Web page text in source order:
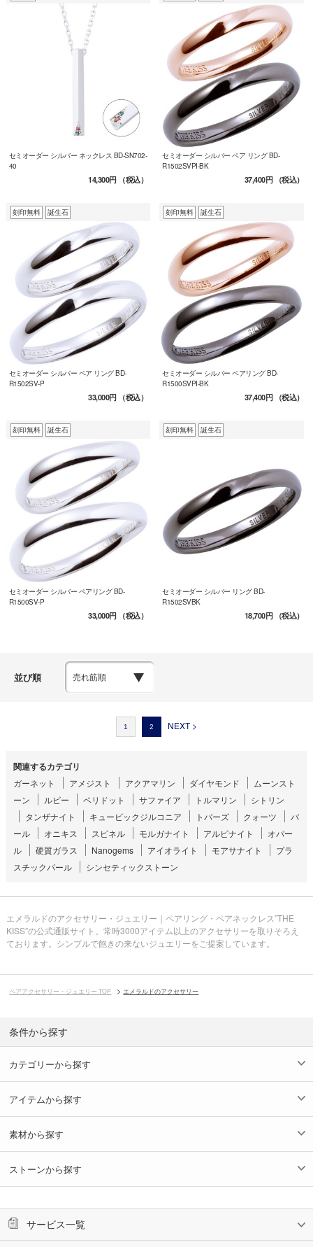
セミオーダー シルバー ネックレス BD-SN702-
40
14,300円（税込）
セミオーダー シルバー ペア リング BD-
R1502SVPI-BK
37,400円（税込）
刻印無料 誕生石
セミオーダー シルバー ペア リング BD-
R1502SV-P
33,000円（税込）
刻印無料 誕生石
セミオーダー シルバー ペアリング BD-
R1500SVPI-BK
37,400円（税込）
刻印無料 誕生石
セミオーダー シルバー ペアリング BD-
R1500SV-P
33,000円（税込）
刻印無料 誕生石
セミオーダー シルバー リング BD-
R1502SVBK
18,700円（税込）
並び順
1 2 NEXT >
関連するカテゴリ
ガーネット アメジスト アクアマリン ダイヤモンド
ムーンスト
ーン
ルビー ペリドット サファイア トルマリン
シトリン
タンザナイト
キュービックジルコニア トパーズ クォーツ
パ
ール
オニキス スピネル モルガナイト アルピナイト
オパー
ル
硬質ガラス Nanogems アイオライト モアサナイト
プラ
スチックパール
シンセティックストーン
エメラルドのアクセサリー・ジュエリー｜ペアリング・ペアネックレス”THE
KISS”の公式通販サイト。常時3000アイテム以上のアクセサリーを取りそろえ
ております。シンプルで飽きの来ないジュエリーをご提案しています。
ペアアクセサリー・ジュエリー TOP エメラルドのアクセサリー
条件から探す
カテゴリーから探す
アイテムから探す
素材から探す
ストーンから探す
サービス一覧